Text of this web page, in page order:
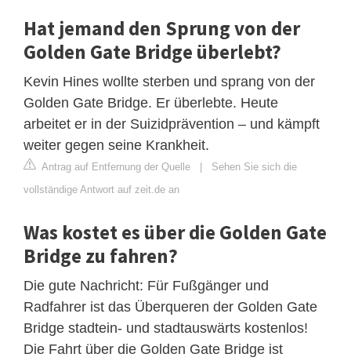
Hat jemand den Sprung von der
Golden Gate Bridge überlebt?
Kevin Hines wollte sterben und sprang von der
Golden Gate Bridge. Er überlebte. Heute
arbeitet er in der Suizidprävention – und kämpft
weiter gegen seine Krankheit.
Antrag auf Entfernung der Quelle | Sehen Sie sich die
vollständige Antwort auf zeit.de an
Was kostet es über die Golden Gate
Bridge zu fahren?
Die gute Nachricht: Für Fußgänger und
Radfahrer ist das Überqueren der Golden Gate
Bridge stadtein- und stadtauswärts kostenlos!
Die Fahrt über die Golden Gate Bridge ist